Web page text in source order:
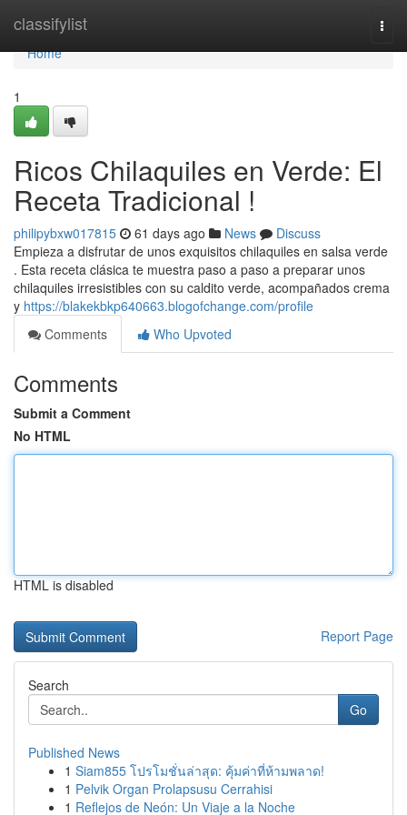
classifylist
Home
Home
1
Ricos Chilaquiles en Verde: El
Receta Tradicional !
philipybxw017815 61 days ago News
Discuss
Empieza a disfrutar de unos exquisitos chilaquiles en salsa verde
. Esta receta clásica te muestra paso a paso a preparar unos
chilaquiles irresistibles con su caldito verde, acompañados crema
y https://blakekbkp640663.blogofchange.com/profile
Comments
Who Upvoted
Comments
Submit a Comment
No HTML
HTML is disabled
Report Page
Search
Go
Published News
1 Siam855 โปรโมชั่นล่าสุด: คุ้มค่าที่ห้ามพลาด!
1 Pelvik Organ Prolapsusu Cerrahisi
1 Reflejos de Neón: Un Viaje a la Noche